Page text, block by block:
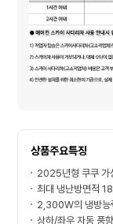
상품주요특징
2025년형 쿠쿠 가
최대 냉난방면적
2,300W의 냉방
상하/좌우 자동 풍향